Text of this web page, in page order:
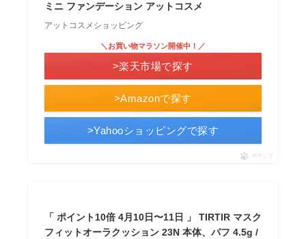
ミニ ファンデーション アットコスメ
アットコスメショッピング
>Amazonで探す
＼お買い物マラソン開催中！／
>楽天市場で探す
>Yahooショッピングで探す
ポチップ
「 ポイント10倍 4月10日〜11日 」 TIRTIR マスク
フィットオーラクッション 23N 本体、パフ 4.5g /